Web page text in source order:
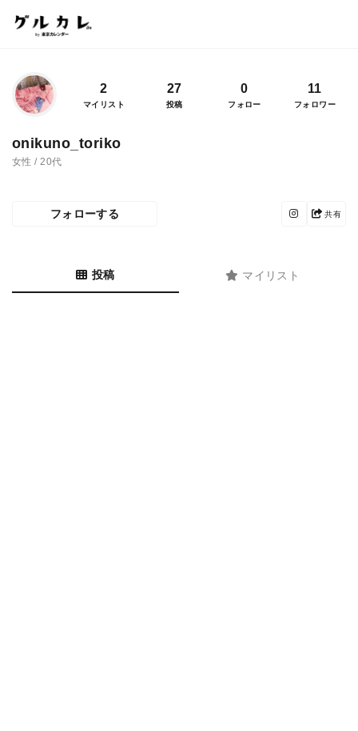
2
マイリスト
27
投稿
0
フォロー
11
フォロワー
onikuno_toriko
女性 / 20代
フォローする 共有
投稿 マイリスト